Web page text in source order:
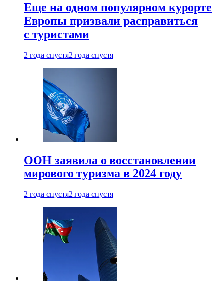
Еще на одном популярном курорте
Европы призвали расправиться
с туристами
2 года спустя2 года спустя
ООН заявила о восстановлении
мирового туризма в 2024 году
2 года спустя2 года спустя